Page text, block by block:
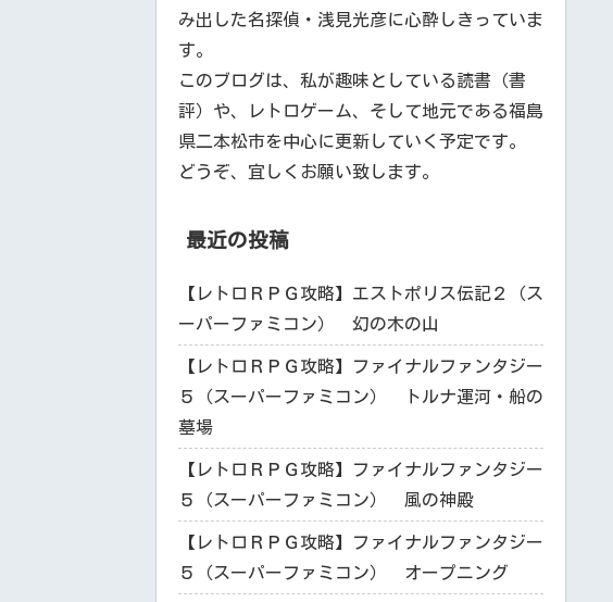
み出した名探偵・浅見光彦に心酔しきっていま
す。
このブログは、私が趣味としている読書（書
評）や、レトロゲーム、そして地元である福島
県二本松市を中心に更新していく予定です。
どうぞ、宜しくお願い致します。
最近の投稿
【レトロＲＰＧ攻略】エストポリス伝記２（ス
ーパーファミコン） 幻の木の山
【レトロＲＰＧ攻略】ファイナルファンタジー
５（スーパーファミコン） トルナ運河・船の
墓場
【レトロＲＰＧ攻略】ファイナルファンタジー
５（スーパーファミコン） 風の神殿
【レトロＲＰＧ攻略】ファイナルファンタジー
５（スーパーファミコン） オープニング